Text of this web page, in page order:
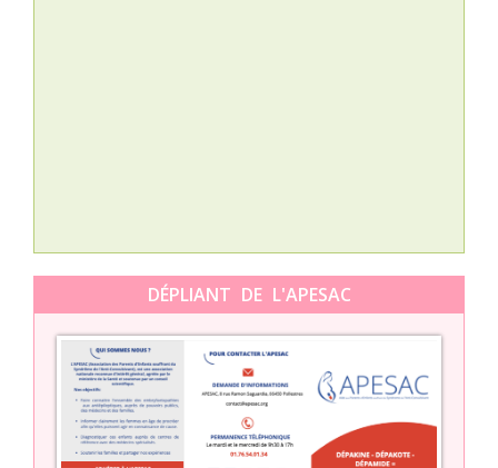
DÉPLIANT DE L'APESAC